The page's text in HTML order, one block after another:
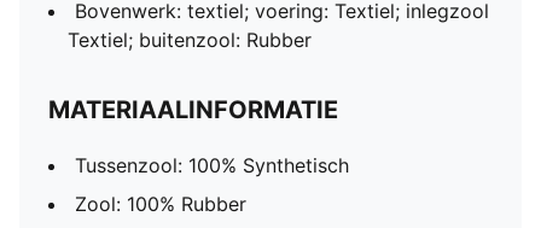
Bovenwerk: textiel; voering: Textiel; inlegzool
Textiel; buitenzool: Rubber
MATERIAALINFORMATIE
Tussenzool: 100% Synthetisch
Zool: 100% Rubber